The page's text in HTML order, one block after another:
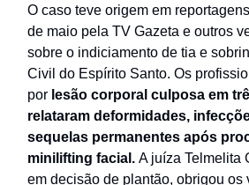
O caso teve origem em
de maio pela TV Gazeta e outros
sobre o indiciamento de tia e
Civil do Espírito Santo. Os
por lesão corporal culposa em
relataram deformidades,
sequelas permanentes após
minilifting facial. A juíza Telmelita
em decisão de plantão, obrigou os